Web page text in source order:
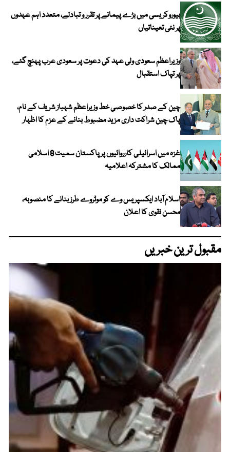
بیوروکریسی میں بڑے پیمانے پر تقرر و تبادلے، متعدد اہم عہدوں
پر نئی تعیناتیاں
وزیراعظم سعودی ولی عہد کی دعوت پر سعودی عرب پہنچ گئے،
پر تپاک استقبال
چین کے صدر کا خصوصی خط وزیراعظم شہباز شریف کے نام،
پاک چین شراکت داری مزید مضبوط بنانے کے عزم کا اظہار
غزہ میں اسرائیلی کارروائیوں پر پاکستان سمیت 8 اسلامی
ممالک کا مشترکہ اعلامیہ
اسلام آباد ایکسپریس وے کو موٹروے طرز بنانے کا منصوبہ،
محسن نقوی کا اعلان
مقبول ترین خبریں